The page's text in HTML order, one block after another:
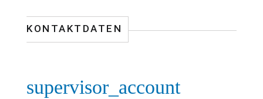
KONTAKTDATEN
supervisor_account